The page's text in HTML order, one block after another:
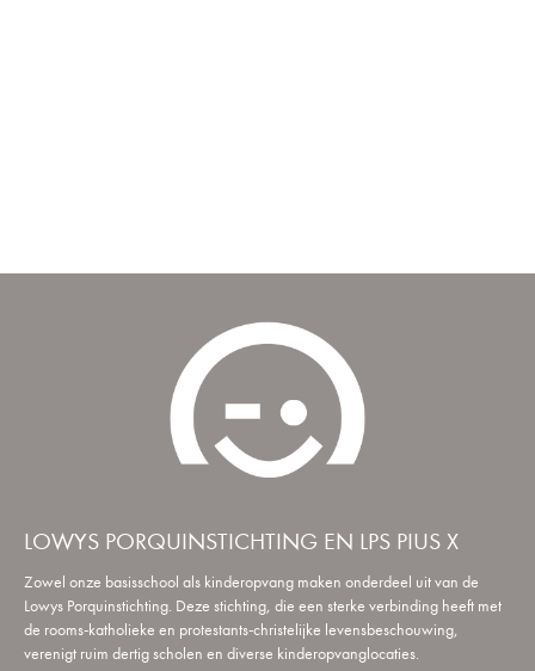
LOWYS PORQUINSTICHTING EN LPS PIUS X
Zowel onze basisschool als kinderopvang maken onderdeel uit van de
Lowys Porquinstichting. Deze stichting, die een sterke verbinding heeft met
de rooms-katholieke en protestants-christelijke levensbeschouwing,
verenigt ruim dertig scholen en diverse kinderopvanglocaties.